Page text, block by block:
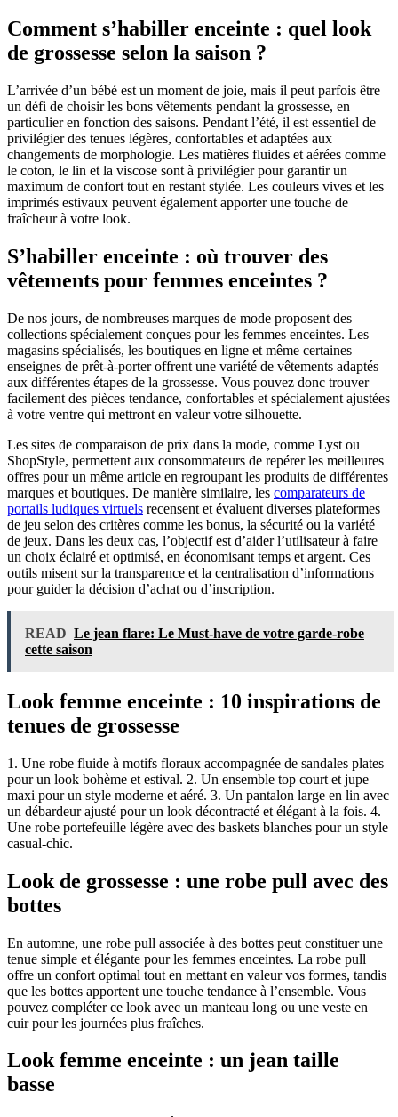
Comment s’habiller enceinte : quel look
de grossesse selon la saison ?
L’arrivée d’un bébé est un moment de joie, mais il peut parfois être
un défi de choisir les bons vêtements pendant la grossesse, en
particulier en fonction des saisons. Pendant l’été, il est essentiel de
privilégier des tenues légères, confortables et adaptées aux
changements de morphologie. Les matières fluides et aérées comme
le coton, le lin et la viscose sont à privilégier pour garantir un
maximum de confort tout en restant stylée. Les couleurs vives et les
imprimés estivaux peuvent également apporter une touche de
fraîcheur à votre look.
S’habiller enceinte : où trouver des
vêtements pour femmes enceintes ?
De nos jours, de nombreuses marques de mode proposent des
collections spécialement conçues pour les femmes enceintes. Les
magasins spécialisés, les boutiques en ligne et même certaines
enseignes de prêt-à-porter offrent une variété de vêtements adaptés
aux différentes étapes de la grossesse. Vous pouvez donc trouver
facilement des pièces tendance, confortables et spécialement ajustées
à votre ventre qui mettront en valeur votre silhouette.
Les sites de comparaison de prix dans la mode, comme Lyst ou
ShopStyle, permettent aux consommateurs de repérer les meilleures
offres pour un même article en regroupant les produits de différentes
marques et boutiques. De manière similaire, les comparateurs de
portails ludiques virtuels recensent et évaluent diverses plateformes
de jeu selon des critères comme les bonus, la sécurité ou la variété
de jeux. Dans les deux cas, l’objectif est d’aider l’utilisateur à faire
un choix éclairé et optimisé, en économisant temps et argent. Ces
outils misent sur la transparence et la centralisation d’informations
pour guider la décision d’achat ou d’inscription.
READ Le jean flare: Le Must-have de votre garde-robe
cette saison
Look femme enceinte : 10 inspirations de
tenues de grossesse
1. Une robe fluide à motifs floraux accompagnée de sandales plates
pour un look bohème et estival. 2. Un ensemble top court et jupe
maxi pour un style moderne et aéré. 3. Un pantalon large en lin avec
un débardeur ajusté pour un look décontracté et élégant à la fois. 4.
Une robe portefeuille légère avec des baskets blanches pour un style
casual-chic.
Look de grossesse : une robe pull avec des
bottes
En automne, une robe pull associée à des bottes peut constituer une
tenue simple et élégante pour les femmes enceintes. La robe pull
offre un confort optimal tout en mettant en valeur vos formes, tandis
que les bottes apportent une touche tendance à l’ensemble. Vous
pouvez compléter ce look avec un manteau long ou une veste en
cuir pour les journées plus fraîches.
Look femme enceinte : un jean taille
basse